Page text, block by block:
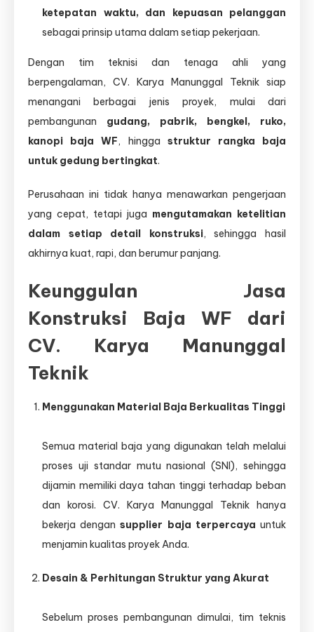
ketepatan waktu, dan kepuasan pelanggan
sebagai prinsip utama dalam setiap pekerjaan.
Dengan tim teknisi dan tenaga ahli yang
berpengalaman, CV. Karya Manunggal Teknik siap
menangani berbagai jenis proyek, mulai dari
pembangunan gudang, pabrik, bengkel, ruko,
kanopi baja WF, hingga struktur rangka baja
untuk gedung bertingkat.
Perusahaan ini tidak hanya menawarkan pengerjaan
yang cepat, tetapi juga mengutamakan ketelitian
dalam setiap detail konstruksi, sehingga hasil
akhirnya kuat, rapi, dan berumur panjang.
Keunggulan Jasa
Konstruksi Baja WF dari
CV. Karya Manunggal
Teknik
Menggunakan Material Baja Berkualitas Tinggi
Semua material baja yang digunakan telah melalui
proses uji standar mutu nasional (SNI), sehingga
dijamin memiliki daya tahan tinggi terhadap beban
dan korosi. CV. Karya Manunggal Teknik hanya
bekerja dengansupplier baja terpercaya untuk
menjamin kualitas proyek Anda.
Desain & Perhitungan Struktur yang Akurat
Sebelum proses pembangunan dimulai, tim teknis